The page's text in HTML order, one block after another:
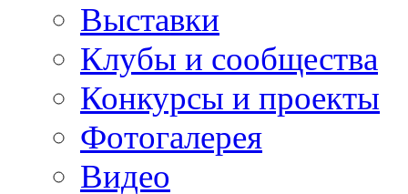
Выставки
Клубы и сообщества
Конкурсы и проекты
Фотогалерея
Видео